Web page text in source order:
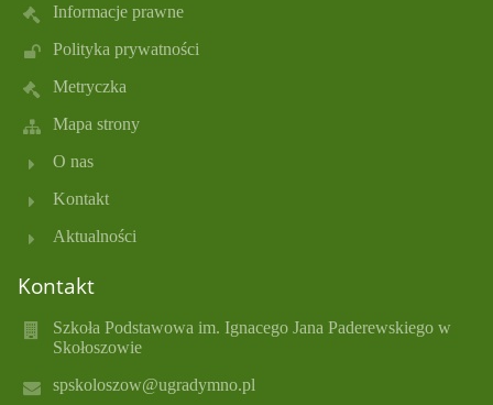
Informacje prawne
Polityka prywatności
Metryczka
Mapa strony
O nas
Kontakt
Aktualności
Kontakt
Szkoła Podstawowa im. Ignacego Jana Paderewskiego w
Skołoszowie
spskoloszow@ugradymno.pl